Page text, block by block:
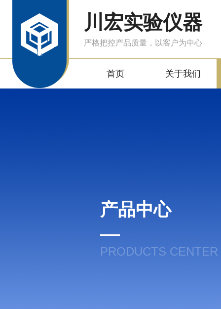
川宏实验仪器
严格把控产品质量，以客户为中心
首页 关于我们
产品中心
PRODUCTS CENTER